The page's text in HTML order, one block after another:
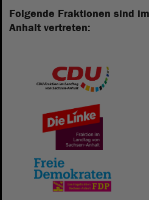
Folgende Fraktionen sind
Anhalt vertreten: